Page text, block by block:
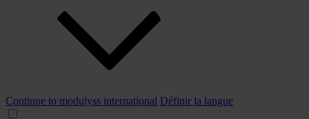
Continue to modulyss international Définir la langue